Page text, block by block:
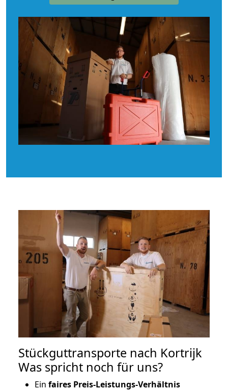
Stückguttransporte nach Kortrijk
Was spricht noch für uns?
Ein faires Preis-Leistungs-Verhältnis